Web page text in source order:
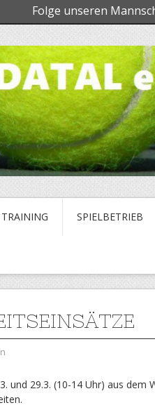
TRAINING SPIELBETRIEB
und 29.3. (10-14 Uhr) aus dem
Folge unseren